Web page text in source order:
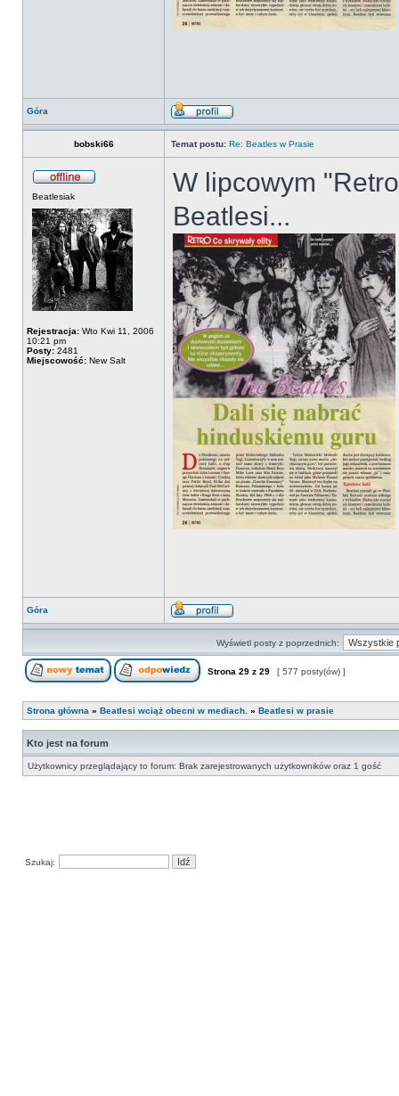
Góra
bobski66 Temat postu: Re: Beatles w Prasie
Beatlesiak
Rejestracja: Wto Kwi 11, 2006
10:21 pm
Posty: 2481
Miejscowość: New Salt
W lipcowym
Beatlesi...
Góra
Wyświetl posty z poprzednich:
Strona 29 z 29 [ 577 posty(ów) ]
Strona główna » Beatlesi wciąż obecni w mediach. » Beatlesi w prasie
Kto jest na forum
Użytkownicy przeglądający to forum: Brak zarejestrowanych użytkowników oraz 1 gość
Szukaj: